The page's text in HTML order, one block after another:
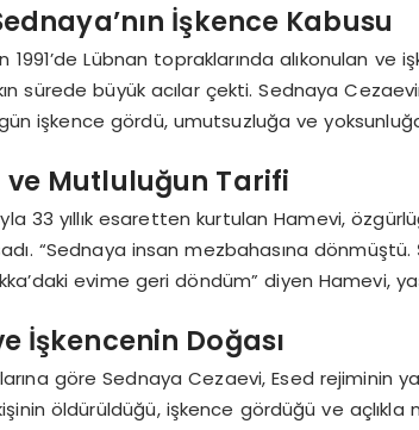
İşkence Kabusu
Lübnan topraklarında alıkonulan ve
sürede büyük acılar çekti. Sednaya
işkence gördü, umutsuzluğa ve
Mutluluğun Tarifi
33 yıllık esaretten kurtulan Hamevi,
“Sednaya insan mezbahasına dönmüştü.
evime geri döndüm” diyen Hamevi,
İşkencenin Doğası
göre Sednaya Cezaevi, Esed rejiminin
öldürüldüğü, işkence gördüğü ve